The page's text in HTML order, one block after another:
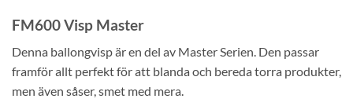
FM600 Visp Master
Denna ballongvisp är en del av Master Serien. Den passar
framför allt perfekt för att blanda och bereda torra produkter,
men även såser, smet med mera.